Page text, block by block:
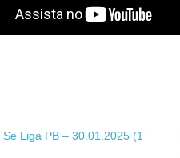
Se Liga PB – 30.01.2025 (1